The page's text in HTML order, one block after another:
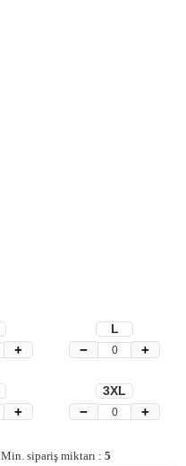
+
L
− +
+
3XL
− +
Min. sipariş miktarı : 5